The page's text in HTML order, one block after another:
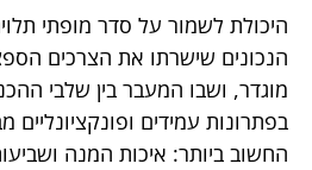
היכולת לשמור על סדר מופתי
הנכונים שישרתו את הצרכים
מוגדר, ושבו המעבר בין שלבי
בפתרונות עמידים
החשוב ביותר: איכות המנה